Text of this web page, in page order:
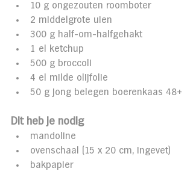
10 g ongezouten roomboter
2 middelgrote uien
300 g half-om-halfgehakt
1 el ketchup
500 g broccoli
4 el milde olijfolie
50 g jong belegen boerenkaas 48+
Dit heb je nodig
mandoline
ovenschaal (15 x 20 cm, ingevet)
bakpapier